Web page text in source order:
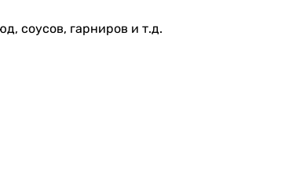
соусов, гарниров и т.д.